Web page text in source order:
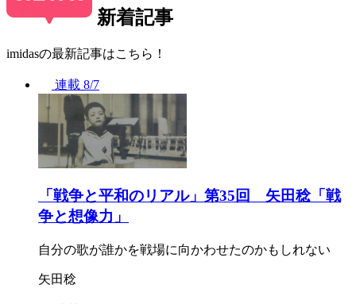
新着記事
imidasの最新記事はこちら！
連載 8/7
「戦争と平和のリアル」第35回 矢田稔「戦
争と想像力」
自分の歌が誰かを戦場に向かわせたのかもしれない
矢田稔